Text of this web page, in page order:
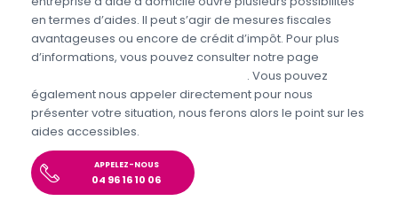
en termes d’aides. Il peut s’agir de mesures fiscales
avantageuses ou encore de crédit d’impôt. Pour plus
d’informations, vous pouvez consulter notre page
. Vous pouvez
également nous appeler directement pour nous
présenter votre situation, nous ferons alors le point sur les
aides accessibles.
APPELEZ-NOUS
04 96 16 10 06